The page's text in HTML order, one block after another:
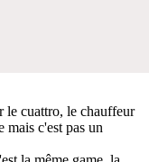
le cuattro, le chauffeur
mais c'est pas un